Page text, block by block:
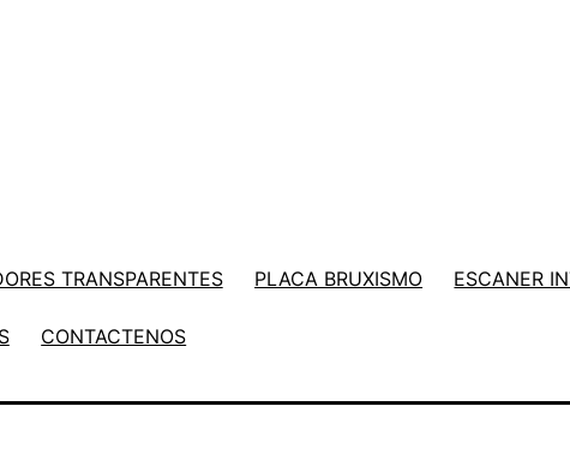
TRANSPARENTES PLACA BRUXISMO ESCANER
CONTACTENOS